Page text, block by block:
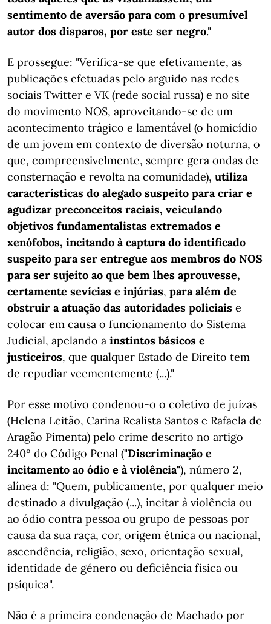
sentimento de aversão para com o presumível
autor dos disparos, por este ser negro."
E prossegue: "Verifica-se que efetivamente, as
publicações efetuadas pelo arguido nas redes
sociais Twitter e VK (rede social russa) e no site
do movimento NOS, aproveitando-se de um
acontecimento trágico e lamentável (o homicídio
de um jovem em contexto de diversão noturna, o
que, compreensivelmente, sempre gera ondas de
consternação e revolta na comunidade), utiliza
características do alegado suspeito para criar e
agudizar preconceitos raciais, veiculando
objetivos fundamentalistas extremados e
xenófobos, incitando à captura do identificado
suspeito para ser entregue aos membros do NOS
para ser sujeito ao que bem lhes aprouvesse,
certamente sevícias e injúrias, para além de
obstruir a atuação das autoridades policiais e
colocar em causa o funcionamento do Sistema
Judicial, apelando a instintos básicos e
justiceiros, que qualquer Estado de Direito tem
de repudiar veementemente (...)."
Por esse motivo condenou-o o coletivo de juízas
(Helena Leitão, Carina Realista Santos e Rafaela de
Aragão Pimenta) pelo crime descrito no artigo
240º do Código Penal ("Discriminação e
incitamento ao ódio e à violência"), número 2,
alínea d: "Quem, publicamente, por qualquer meio
destinado a divulgação (...), incitar à violência ou
ao ódio contra pessoa ou grupo de pessoas por
causa da sua raça, cor, origem étnica ou nacional,
ascendência, religião, sexo, orientação sexual,
identidade de género ou deficiência física ou
psíquica".
Não é a primeira condenação de Machado por